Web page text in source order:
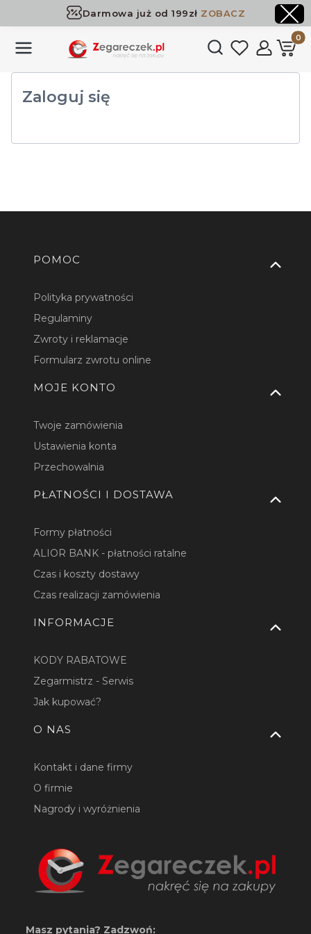
Darmowa już od 199zł ZOBACZ
ZOBACZ
Otwórz
Zaloguj się
Linki w stopce
POMOC
Polityka prywatności
Regulaminy
Zwroty i reklamacje
Formularz zwrotu online
MOJE KONTO
Twoje zamówienia
Ustawienia konta
Przechowalnia
PŁATNOŚCI I DOSTAWA
Formy płatności
ALIOR BANK - płatności ratalne
Czas i koszty dostawy
Czas realizacji zamówienia
INFORMACJE
KODY RABATOWE
Zegarmistrz - Serwis
Jak kupować?
O NAS
Kontakt i dane firmy
O firmie
Nagrody i wyróżnienia
Masz pytania? Zadzwoń: